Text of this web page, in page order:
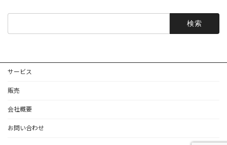
サービス
販売
会社概要
お問い合わせ